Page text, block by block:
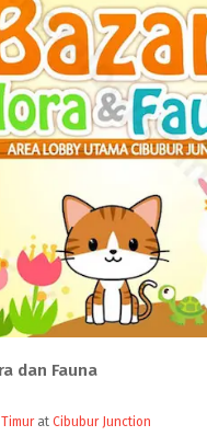
dan Fauna
Timurat Cibubur Junction